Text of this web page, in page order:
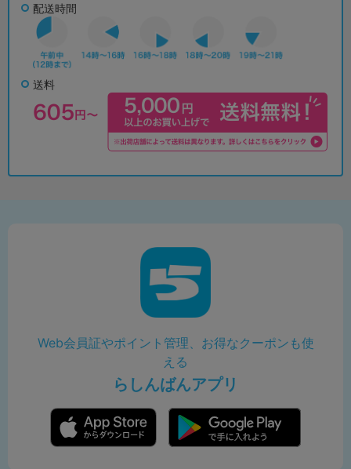
配送時間
送料
Web会員証やポイント管理、お得なクーポンも使
える
らしんばんアプリ